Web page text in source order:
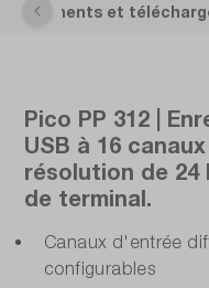
Documents et
Pico PP 312 |
USB à 16
résolution de
de terminal.
Canaux d'entrée
configurables